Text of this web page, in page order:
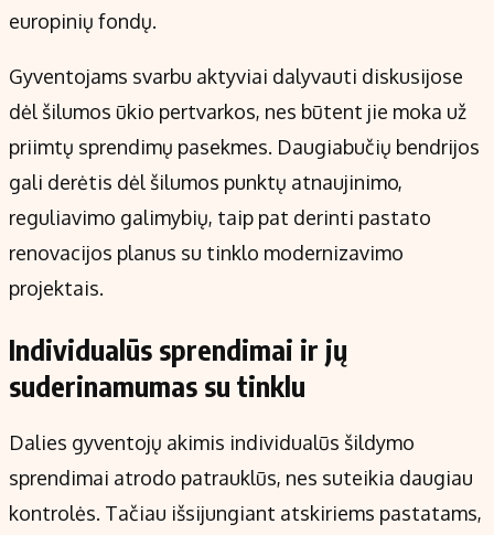
europinių fondų.
Gyventojams svarbu aktyviai dalyvauti diskusijose
dėl šilumos ūkio pertvarkos, nes būtent jie moka už
priimtų sprendimų pasekmes. Daugiabučių bendrijos
gali derėtis dėl šilumos punktų atnaujinimo,
reguliavimo galimybių, taip pat derinti pastato
renovacijos planus su tinklo modernizavimo
projektais.
Individualūs sprendimai ir jų
suderinamumas su tinklu
Dalies gyventojų akimis individualūs šildymo
sprendimai atrodo patrauklūs, nes suteikia daugiau
kontrolės. Tačiau išsijungiant atskiriems pastatams,